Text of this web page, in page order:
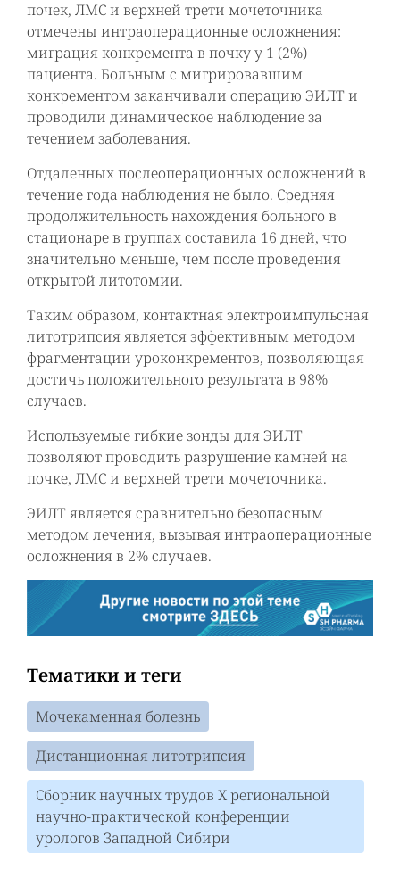
почек, ЛМС и верхней трети мочеточника
отмечены интраоперационные осложнения:
миграция конкремента в почку у 1 (2%)
пациента. Больным с мигрировавшим
конкрементом заканчивали операцию ЭИЛТ и
проводили динамическое наблюдение за
течением заболевания.
Отдаленных послеоперационных осложнений в
течение года наблюдения не было. Средняя
продолжительность нахождения больного в
стационаре в группах составила 16 дней, что
значительно меньше, чем после проведения
открытой литотомии.
Таким образом, контактная электроимпульсная
литотрипсия является эффективным методом
фрагментации уроконкрементов, позволяющая
достичь положительного результата в 98%
случаев.
Используемые гибкие зонды для ЭИЛТ
позволяют проводить разрушение камней на
почке, ЛМС и верхней трети мочеточника.
ЭИЛТ является сравнительно безопасным
методом лечения, вызывая интраоперационные
осложнения в 2% случаев.
Тематики и теги
Мочекаменная болезнь
Дистанционная литотрипсия
Сборник научных трудов Х региональной
научно-практической конференции
урологов Западной Сибири